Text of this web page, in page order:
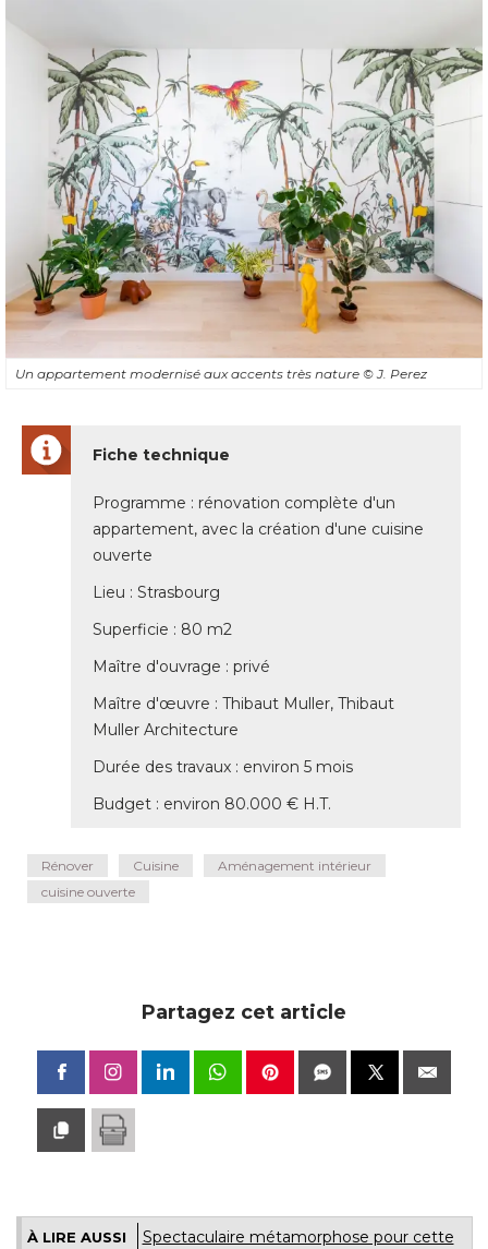
Un appartement modernisé aux accents très nature © J. Perez
Fiche technique
Programme : rénovation complète d'un
appartement, avec la création d'une cuisine
ouverte
Lieu : Strasbourg
Superficie : 80 m2
Maître d'ouvrage : privé
Maître d'œuvre : Thibaut Muller, Thibaut
Muller Architecture
Durée des travaux : environ 5 mois
Budget : environ 80.000 € H.T.
Rénover Cuisine
Aménagement intérieur
cuisine ouverte
Partagez cet article
À LIRE AUSSI
Spectaculaire métamorphose pour cette